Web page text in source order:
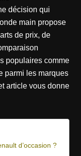
décision qui
main propose
de prix, de
populaires comme
parmi les marques
article vous donne
d’occasion ?